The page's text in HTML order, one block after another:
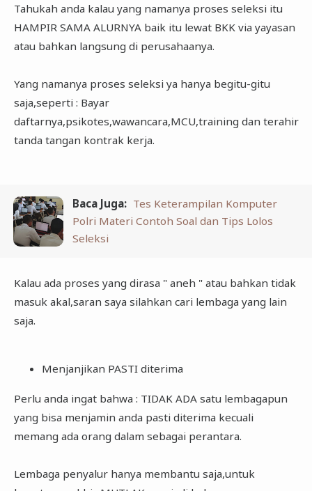
Tahukah anda kalau yang namanya proses seleksi itu
HAMPIR SAMA ALURNYA baik itu lewat BKK via yayasan
atau bahkan langsung di perusahaanya.
Yang namanya proses seleksi ya hanya begitu-gitu
saja,seperti : Bayar
daftarnya,psikotes,wawancara,MCU,training dan terahir
tanda tangan kontrak kerja.
Baca Juga: Tes Keterampilan Komputer
Polri Materi Contoh Soal dan Tips Lolos
Seleksi
Kalau ada proses yang dirasa " aneh " atau bahkan tidak
masuk akal,saran saya silahkan cari lembaga yang lain
saja.
Menjanjikan PASTI diterima
Perlu anda ingat bahwa : TIDAK ADA satu lembagapun
yang bisa menjamin anda pasti diterima kecuali
memang ada orang dalam sebagai perantara.
Lembaga penyalur hanya membantu saja,untuk